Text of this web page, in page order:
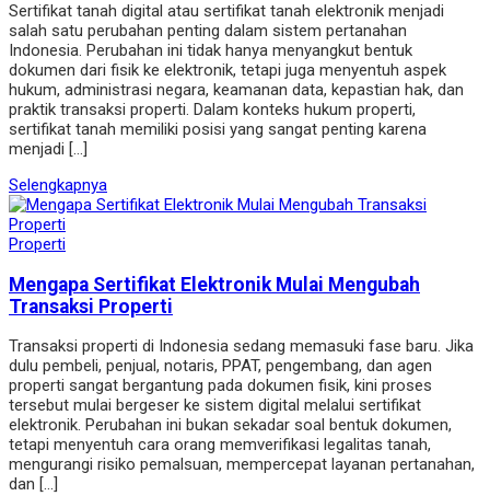
Sertifikat tanah digital atau sertifikat tanah elektronik menjadi
salah satu perubahan penting dalam sistem pertanahan
Indonesia. Perubahan ini tidak hanya menyangkut bentuk
dokumen dari fisik ke elektronik, tetapi juga menyentuh aspek
hukum, administrasi negara, keamanan data, kepastian hak, dan
praktik transaksi properti. Dalam konteks hukum properti,
sertifikat tanah memiliki posisi yang sangat penting karena
menjadi […]
Selengkapnya
Properti
Mengapa Sertifikat Elektronik Mulai Mengubah
Transaksi Properti
Transaksi properti di Indonesia sedang memasuki fase baru. Jika
dulu pembeli, penjual, notaris, PPAT, pengembang, dan agen
properti sangat bergantung pada dokumen fisik, kini proses
tersebut mulai bergeser ke sistem digital melalui sertifikat
elektronik. Perubahan ini bukan sekadar soal bentuk dokumen,
tetapi menyentuh cara orang memverifikasi legalitas tanah,
mengurangi risiko pemalsuan, mempercepat layanan pertanahan,
dan […]